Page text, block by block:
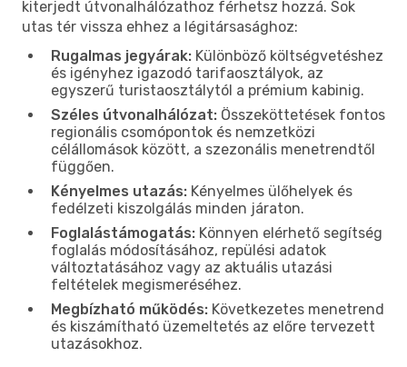
kiterjedt útvonalhálózathoz férhetsz hozzá. Sok
utas tér vissza ehhez a légitársasághoz:
Rugalmas jegyárak: Különböző költségvetéshez
és igényhez igazodó tarifaosztályok, az
egyszerű turistaosztálytól a prémium kabinig.
Széles útvonalhálózat: Összeköttetések fontos
regionális csomópontok és nemzetközi
célállomások között, a szezonális menetrendtől
függően.
Kényelmes utazás: Kényelmes ülőhelyek és
fedélzeti kiszolgálás minden járaton.
Foglalástámogatás: Könnyen elérhető segítség
foglalás módosításához, repülési adatok
változtatásához vagy az aktuális utazási
feltételek megismeréséhez.
Megbízható működés: Következetes menetrend
és kiszámítható üzemeltetés az előre tervezett
utazásokhoz.